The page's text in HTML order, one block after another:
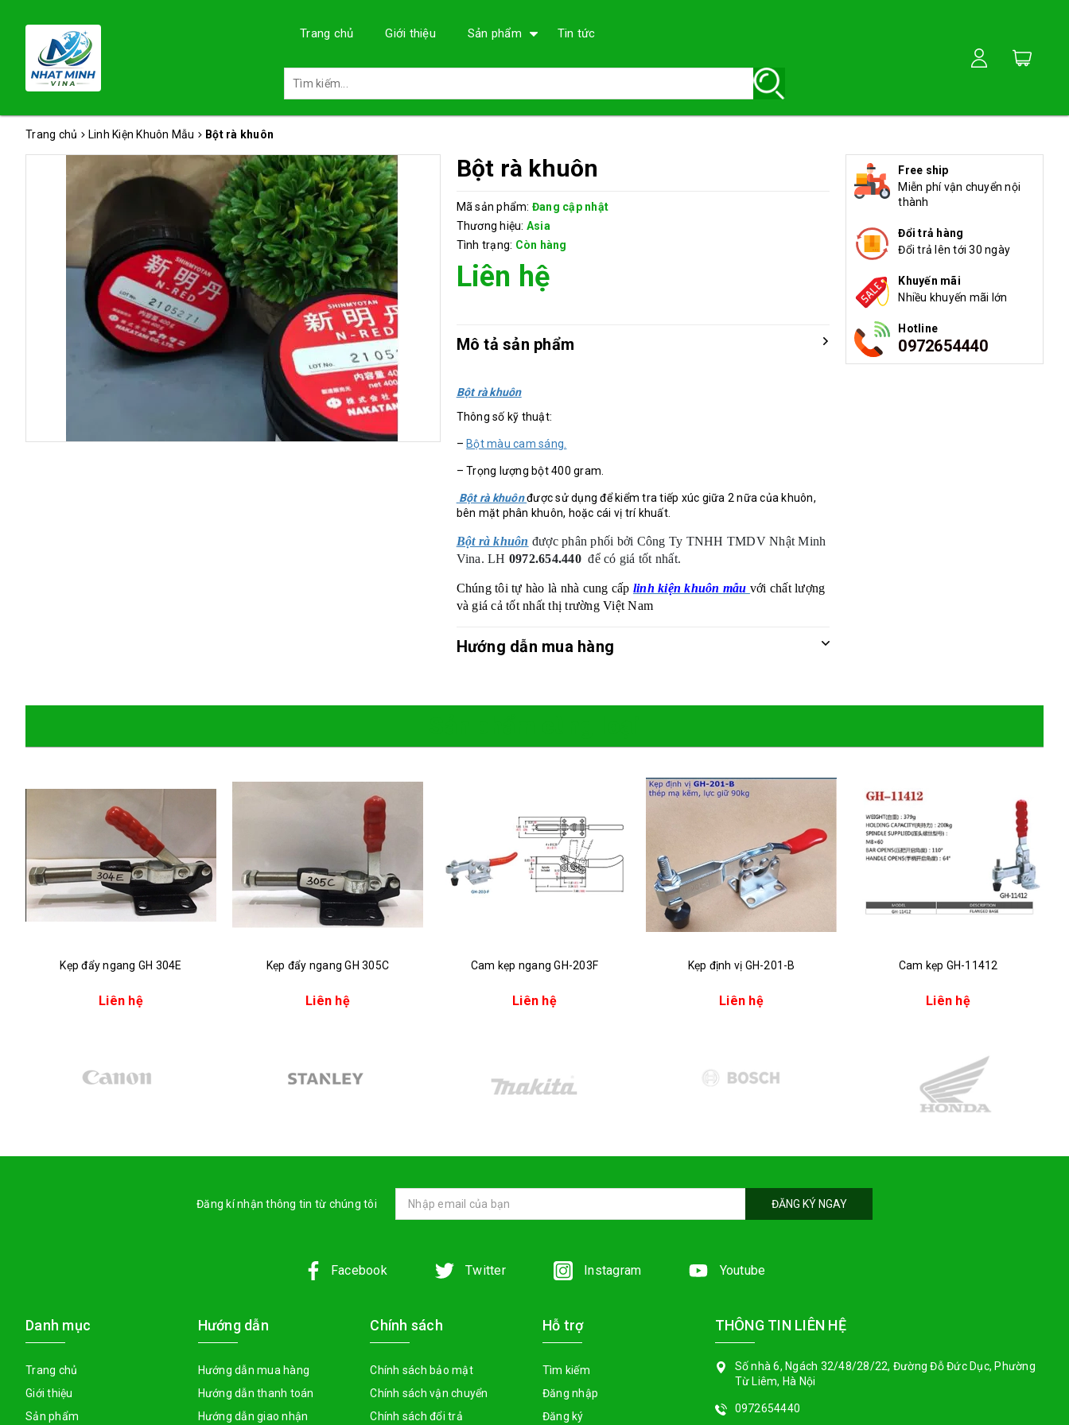
Trang chủ Giới thiệu Sản phẩm Tin tức
Trang chủ Linh Kiện Khuôn Mẫu Bột rà khuôn
Bột rà khuôn
Mã sản phẩm: Đang cập nhật
Thương hiệu: Asia
Tình trạng: Còn hàng
Liên hệ
Mô tả sản phẩm
Bột rà khuôn
Thông số kỹ thuật:
– Bột màu cam sáng.
– Trọng lượng bột 400 gram.
Bột rà khuôn được sử dụng để kiểm tra tiếp xúc giữa 2 nữa của khuôn,
bên mặt phân khuôn, hoặc cái vị trí khuất.
Bột rà khuôn được phân phối bởi Công Ty TNHH TMDV Nhật Minh
Vina. LH 0972.654.440 để có giá tốt nhất.
Chúng tôi tự hào là nhà cung cấp linh kiện khuôn mẫu với chất lượng
và giá cả tốt nhất thị trường Việt Nam
Hướng dẫn mua hàng
Free ship
Miễn phí vận chuyển nội
thành
Đổi trả hàng
Đổi trả lên tới 30 ngày
Khuyến mãi
Nhiều khuyến mãi lớn
Hotline
0972654440
Kẹp đẩy ngang GH 304E
Liên hệ
Kẹp đẩy ngang GH 305C
Liên hệ
Cam kẹp ngang GH-203F
Liên hệ
Kẹp định vị GH-201-B
Liên hệ
Cam kẹp GH-11412
Liên hệ
Đăng kí nhận thông tin từ chúng tôi ĐĂNG KÝ NGAY
Facebook Twitter Instagram Youtube
Danh mục
Trang chủ
Giới thiệu
Sản phẩm
Hướng dẫn
Hướng dẫn mua hàng
Hướng dẫn thanh toán
Hướng dẫn giao nhận
Chính sách
Chính sách bảo mật
Chính sách vận chuyển
Chính sách đổi trả
Hỗ trợ
Tìm kiếm
Đăng nhập
Đăng ký
THÔNG TIN LIÊN HỆ
Số nhà 6, Ngách 32/48/28/22, Đường Đỗ Đức Dục, Phường
Từ Liêm, Hà Nội
0972654440